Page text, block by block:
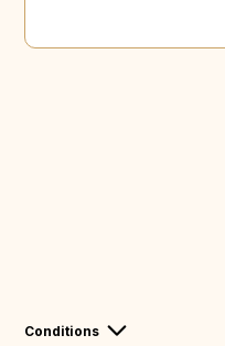
Conditions